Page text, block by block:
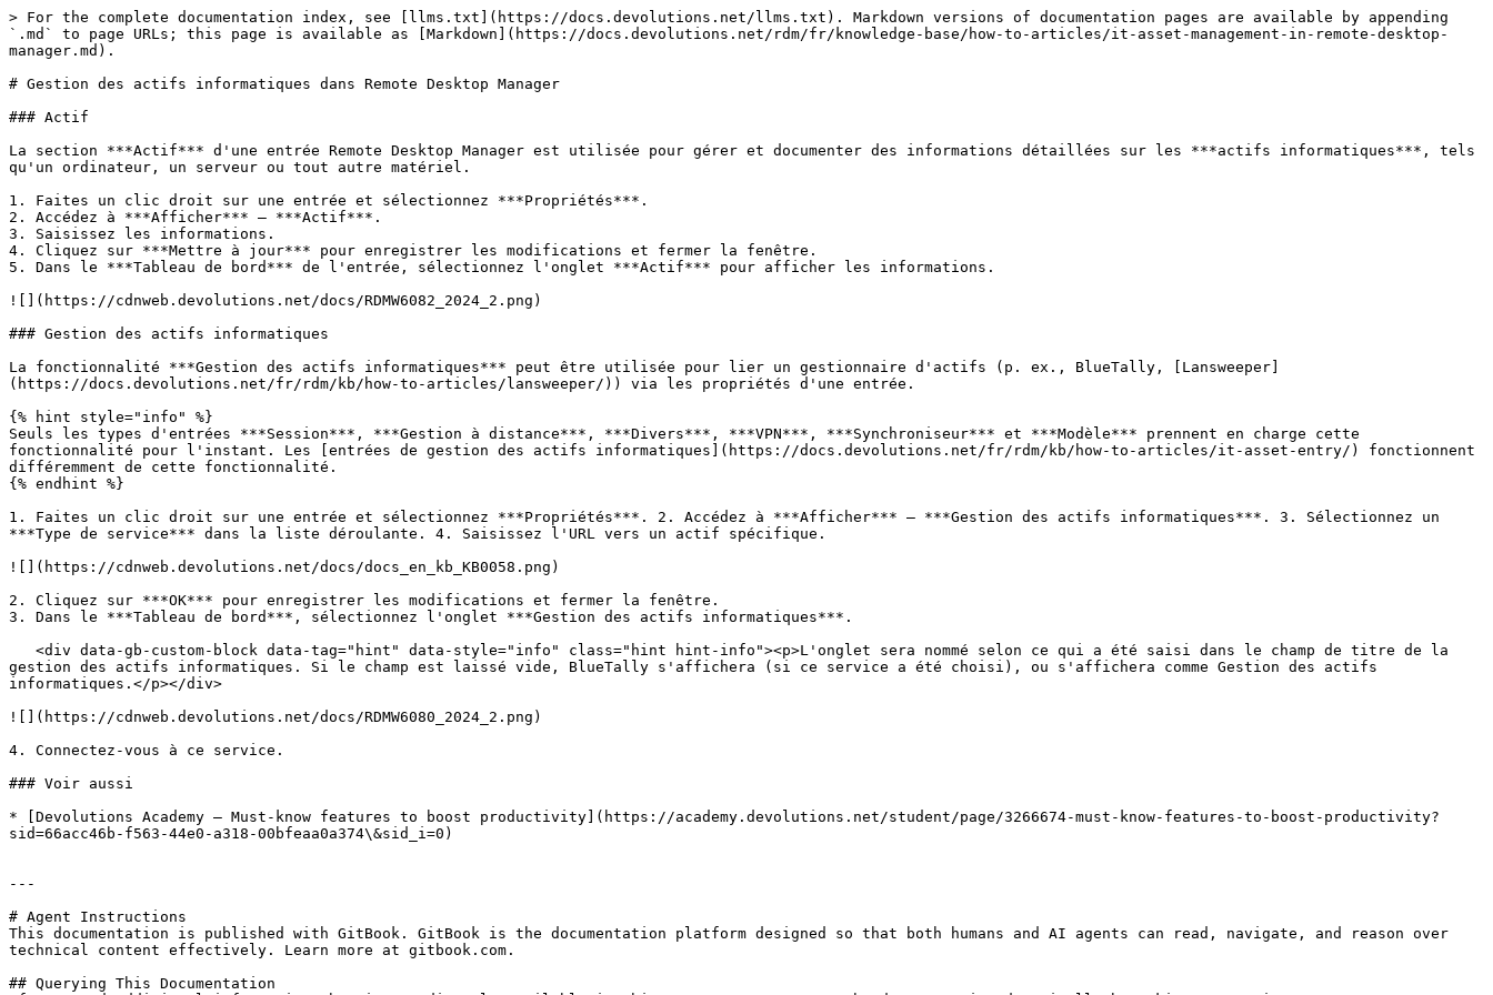
> For the complete documentation index, see [llms.txt](https://docs.devolutions.net/llms.txt). Markdown versions of documentation pages are available by appending
`.md` to page URLs; this page is available as [Markdown](https://docs.devolutions.net/rdm/fr/knowledge-base/how-to-articles/it-asset-management-in-remote-desktop-
manager.md).
# Gestion des actifs informatiques dans Remote Desktop Manager
### Actif
La section ***Actif*** d'une entrée Remote Desktop Manager est utilisée pour gérer et documenter des informations détaillées sur les ***actifs informatiques***, tels
qu'un ordinateur, un serveur ou tout autre matériel.
1. Faites un clic droit sur une entrée et sélectionnez ***Propriétés***.
2. Accédez à ***Afficher*** – ***Actif***.
3. Saisissez les informations.
4. Cliquez sur ***Mettre à jour*** pour enregistrer les modifications et fermer la fenêtre.
5. Dans le ***Tableau de bord*** de l'entrée, sélectionnez l'onglet ***Actif*** pour afficher les informations.
![](https://cdnweb.devolutions.net/docs/RDMW6082_2024_2.png)
### Gestion des actifs informatiques
La fonctionnalité ***Gestion des actifs informatiques*** peut être utilisée pour lier un gestionnaire d'actifs (p. ex., BlueTally, [Lansweeper]
(https://docs.devolutions.net/fr/rdm/kb/how-to-articles/lansweeper/)) via les propriétés d'une entrée.
{% hint style="info" %}
Seuls les types d'entrées ***Session***, ***Gestion à distance***, ***Divers***, ***VPN***, ***Synchroniseur*** et ***Modèle*** prennent en charge cette
fonctionnalité pour l'instant. Les [entrées de gestion des actifs informatiques](https://docs.devolutions.net/fr/rdm/kb/how-to-articles/it-asset-entry/) fonctionnent
différemment de cette fonctionnalité.
{% endhint %}
1. Faites un clic droit sur une entrée et sélectionnez ***Propriétés***. 2. Accédez à ***Afficher*** – ***Gestion des actifs informatiques***. 3. Sélectionnez un
***Type de service*** dans la liste déroulante. 4. Saisissez l'URL vers un actif spécifique.
![](https://cdnweb.devolutions.net/docs/docs_en_kb_KB0058.png)
2. Cliquez sur ***OK*** pour enregistrer les modifications et fermer la fenêtre.
3. Dans le ***Tableau de bord***, sélectionnez l'onglet ***Gestion des actifs informatiques***.
gestion des actifs informatiques. Si le champ est laissé vide, BlueTally s'affichera (si ce service a été choisi), ou s'affichera comme Gestion des actifs
informatiques.</p></div>
![](https://cdnweb.devolutions.net/docs/RDMW6080_2024_2.png)
4. Connectez-vous à ce service.
### Voir aussi
* [Devolutions Academy – Must-know features to boost productivity](https://academy.devolutions.net/student/page/3266674-must-know-features-to-boost-productivity?
sid=66acc46b-f563-44e0-a318-00bfeaa0a374\&sid_i=0)
---
# Agent Instructions
This documentation is published with GitBook. GitBook is the documentation platform designed so that both humans and AI agents can read, navigate, and reason over
technical content effectively. Learn more at gitbook.com.
## Querying This Documentation